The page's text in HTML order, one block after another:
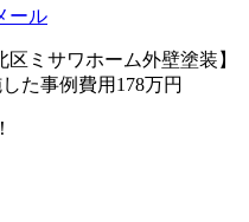
区ミサワホーム外壁塗装】
た事例費用178万円